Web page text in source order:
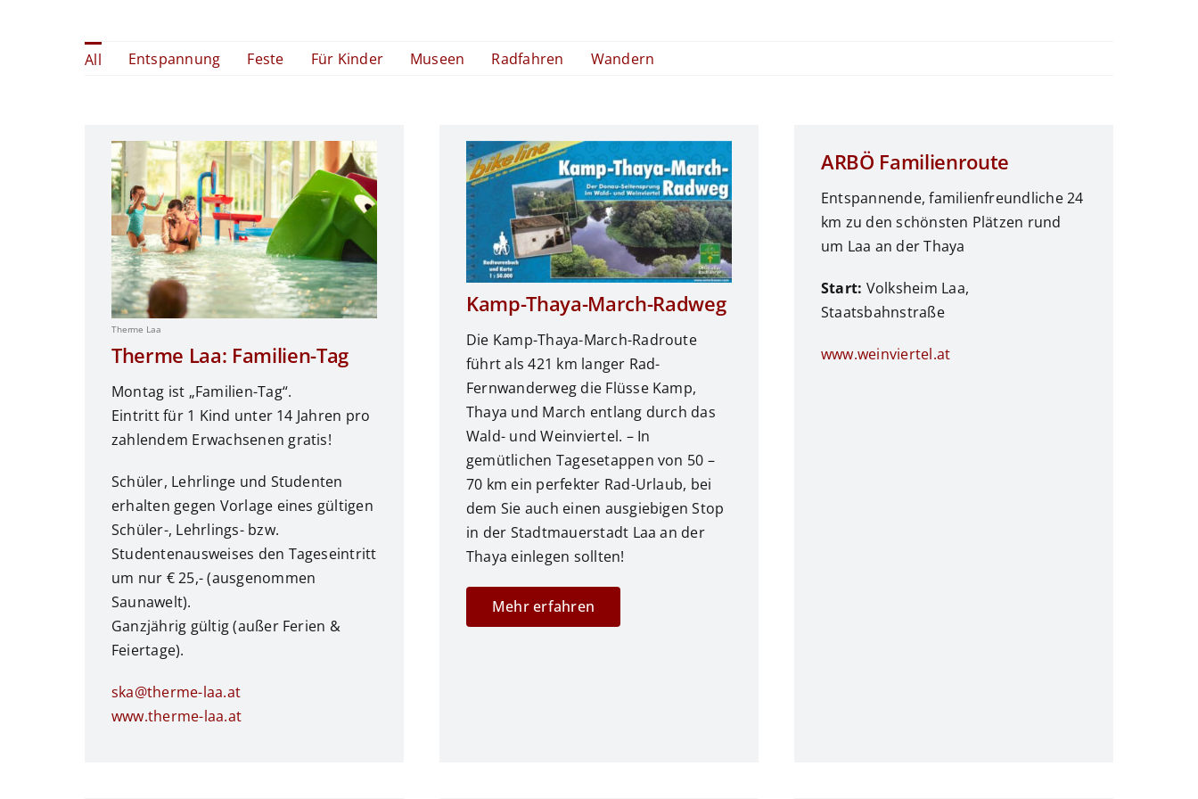
All Entspannung Feste Für Kinder Museen Radfahren Wandern
Therme Laa
Therme Laa: Familien-Tag
Montag ist „Familien-Tag“.
Eintritt für 1 Kind unter 14 Jahren pro
zahlendem Erwachsenen gratis!
Schüler, Lehrlinge und Studenten
erhalten gegen Vorlage eines gültigen
Schüler-, Lehrlings- bzw.
Studentenausweises den Tageseintritt
um nur € 25,- (ausgenommen
Saunawelt).
Ganzjährig gültig (außer Ferien &
Feiertage).
ska@therme-laa.at
www.therme-laa.at
Kamp-Thaya-March-Radweg
Die Kamp-Thaya-March-Radroute
führt als 421 km langer Rad-
Fernwanderweg die Flüsse Kamp,
Thaya und March entlang durch das
Wald- und Weinviertel. – In
gemütlichen Tagesetappen von 50 –
70 km ein perfekter Rad-Urlaub, bei
dem Sie auch einen ausgiebigen Stop
in der Stadtmauerstadt Laa an der
Thaya einlegen sollten!
Mehr erfahren
ARBÖ Familienroute
Entspannende, familienfreundliche 24
km zu den schönsten Plätzen rund
um Laa an der Thaya
Start: Volksheim Laa,
Staatsbahnstraße
www.weinviertel.at